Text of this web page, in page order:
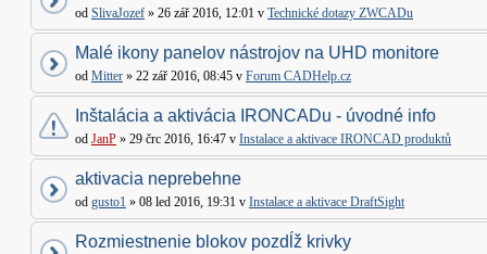
od SlivaJozef » 26 zář 2016, 12:01 v Technické dotazy ZWCADu
Malé ikony panelov nástrojov na UHD monitore
od Mitter » 22 zář 2016, 08:45 v Forum CADHelp.cz
Inštalácia a aktivácia IRONCADu - úvodné info
od JanP » 29 črc 2016, 16:47 v Instalace a aktivace IRONCAD produktů
aktivacia neprebehne
od gusto1 » 08 led 2016, 19:31 v Instalace a aktivace DraftSight
Rozmiestnenie blokov pozdĺž krivky